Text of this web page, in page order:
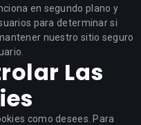
en segundo plano y
para determinar si
nuestro sitio seguro
Las
como desees. Para